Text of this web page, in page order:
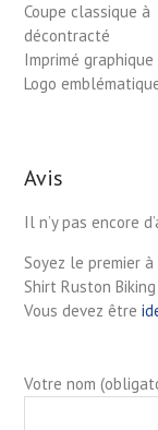
Coupe classique
décontracté
Imprimé
Logo
Avis
Il n’y pas encore
Soyez le premier
Shirt Ruston
Vous devez être
Votre nom